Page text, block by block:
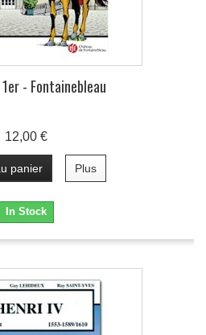
1er - Fontainebleau
12,00 €
panier Plus
In Stock